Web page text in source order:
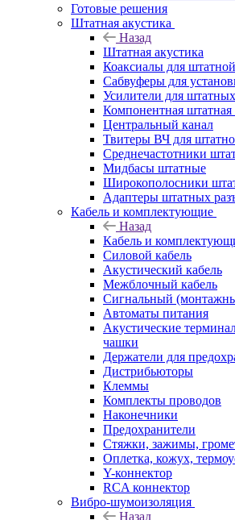
Готовые решения
Штатная акустика
Назад
Штатная акустика
Коаксиалы для
Сабвуферы для
Усилители для
Компонентная штатная
Центральный канал
Твитеры ВЧ для
Среднечастотники
Мидбасы штатные
Широкополосники
Адаптеры штатных
Кабель и комплектующие
Назад
Кабель и
Силовой кабель
Акустический кабель
Межблочный кабель
Сигнальный
Автоматы питания
Акустические
чашки
Держатели для
Дистрибьюторы
Клеммы
Комплекты проводов
Наконечники
Предохранители
Стяжки, зажимы,
Оплетка, кожух,
Y-коннектор
RCA коннектор
Вибро-шумоизоляция
Назад